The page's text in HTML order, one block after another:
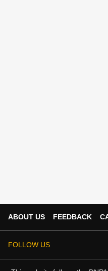
ABOUT US FEEDBACK
FOLLOW US